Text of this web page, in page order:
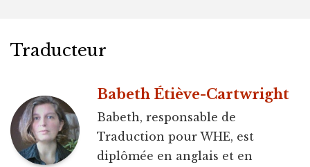
Traducteur
Babeth Étiève-Cartwright
Babeth, responsable de
Traduction pour WHE, est
diplômée en anglais et en